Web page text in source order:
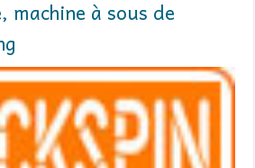
machine à sous de